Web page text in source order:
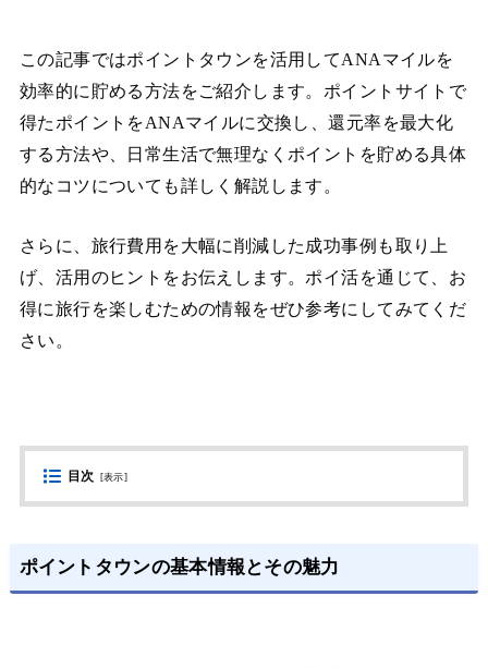
この記事ではポイントタウンを活用してANAマイルを
効率的に貯める方法をご紹介します。ポイントサイトで
得たポイントをANAマイルに交換し、還元率を最大化
する方法や、日常生活で無理なくポイントを貯める具体
的なコツについても詳しく解説します。
さらに、旅行費用を大幅に削減した成功事例も取り上
げ、活用のヒントをお伝えします。ポイ活を通じて、お
得に旅行を楽しむための情報をぜひ参考にしてみてくだ
さい。
目次 [表示]
ポイントタウンの基本情報とその魅力